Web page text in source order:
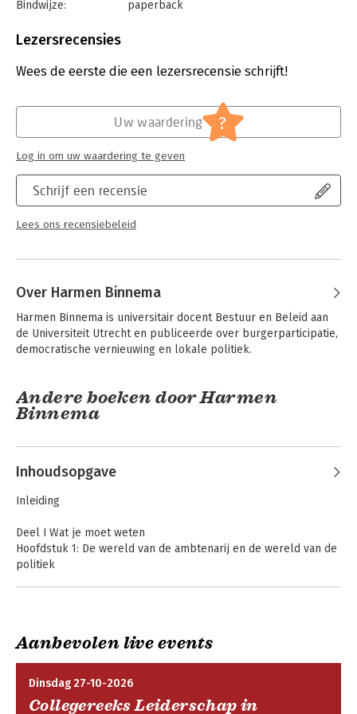
Bindwijze:
paperback
Uitgever:
Verschijningsdatum:
21-2-2018
Lezersrecensies
Wees de eerste die een lezersrecensie schrijft!
Schrijf een recensie
Lees ons recensiebeleid
Uw waardering ?
Log in om uw waardering te geven
Over Harmen Binnema
Harmen Binnema is universitair docent Bestuur en Beleid aan
de Universiteit Utrecht en publiceerde over burgerparticipatie,
democratische vernieuwing en lokale politiek.
Andere boeken door Harmen
Binnema
ambtenaren
Inhoudsopgave
Inleiding
Deel I Wat je moet weten
Hoofdstuk 1: De wereld van de ambtenarij en de wereld van de
politiek
De scheiding der machten
Verschillende modellen over de samenwerking
Het complementariteitsmodel
Hoofdstuk 2: Rolzuiverheid in het openbaar bestuur
Aanbevolen live events
Dinsdag 27-10-2026
Collegereeks Leiderschap in